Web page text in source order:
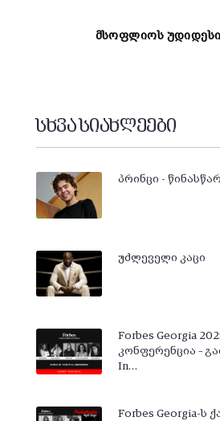
მსოფლიოს
სხვა სიახლეები
პრინცი -
უძლეველი კაცი
Forbes Georgia
კონფერენცია –
In…
Forbes Georgia-ს